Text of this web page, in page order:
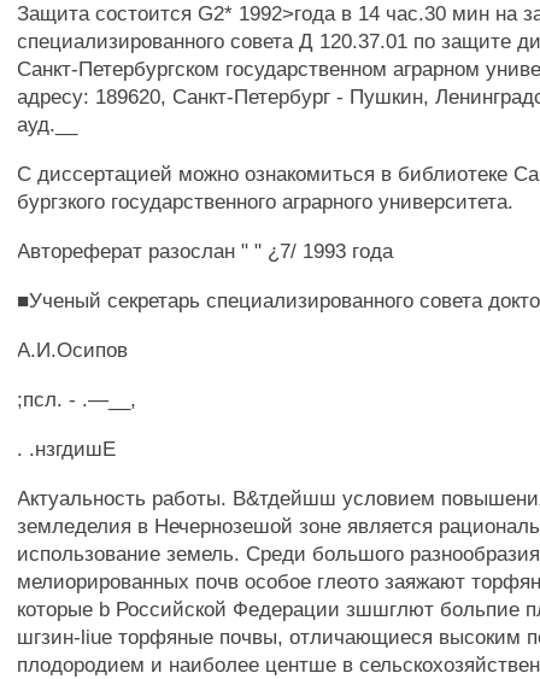
Защита состоится G2* 1992>года в 14 час.30 мин на
специализированного совета Д 120.37.01 по защите
Санкт-Петербургском государственном аграрном
адресу: 189620, Санкт-Петербург - Пушкин,
ауд.__
С диссертацией можно ознакомиться в библиотеке
бургзкого государственного аграрного университета.
Автореферат разослан " " ¿7/ 1993 года
■Ученый секретарь специализированного совета
А.И.Осипов
;псл. - .—__,
. .нзгдишЕ
Актуальность работы. В&тдейшш условием
земледелия в Нечернозешой зоне является
использование земель. Среди большого разнообразия
мелиорированных почв особое глеото заяжают
которые b Российской Федерации зшшглют больпие
шгзин-liue торфяные почвы, отличающиеся высоким
плодородием и наиболее центше в